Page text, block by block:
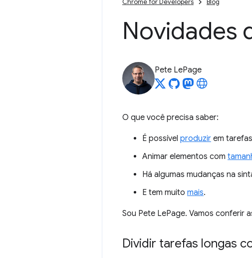
Chrome for Developers Blog
Novidades
Pete LePage
O que você precisa saber:
É possível produzir em
Animar elementos com
Há algumas mudanças na
E tem muito mais.
Sou Pete LePage. Vamos conferir
Dividir tarefas longas